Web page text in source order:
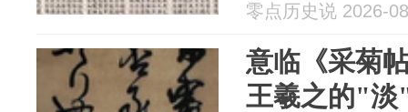
零点历史说 2026-
意临《采菊
王羲之的"